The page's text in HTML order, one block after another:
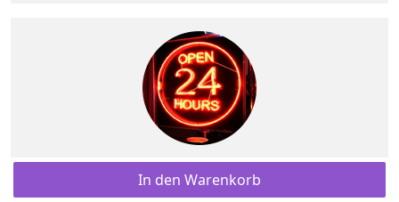
In den Warenkorb
Hilfe